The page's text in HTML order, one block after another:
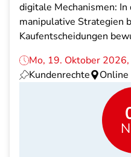
digitale Mechanismen:
manipulative Strategien
Kaufentscheidungen
Mo, 19. Oktober
Kundenrechte
Online